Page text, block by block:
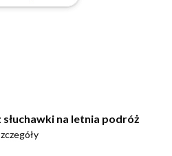
na letnia podróż